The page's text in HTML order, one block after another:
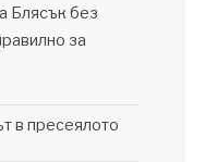
Блясък без
за
в пресеялото